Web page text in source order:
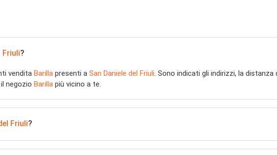
Friuli?
vendita Barilla presenti a San Daniele del Friuli. Sono indicati gli indirizzi, la
negozio Barilla più vicino a te.
Friuli?